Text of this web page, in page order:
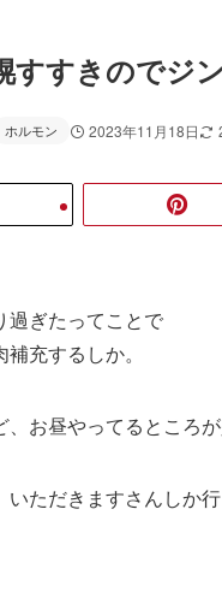
すすきのでジ
ホルモン 2023年11月18日
過ぎたってことで
充するしか。
お昼やってるところが
ただきますさんしか行